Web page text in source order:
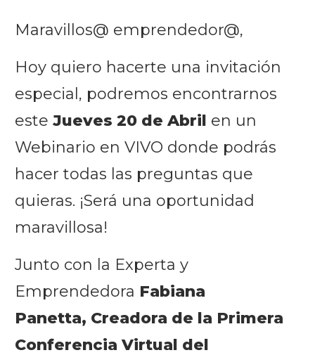
Maravillos@ emprendedor@,
Hoy quiero hacerte una invitación
especial, podremos encontrarnos
este Jueves 20 de Abril en un
Webinario en VIVO donde podrás
hacer todas las preguntas que
quieras. ¡Será una oportunidad
maravillosa!
Junto con la Experta y
Emprendedora Fabiana
Panetta, Creadora de la Primera
Conferencia Virtual del